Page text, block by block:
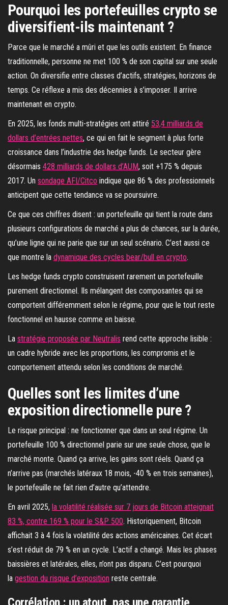
Pourquoi les portefeuilles crypto se
diversifient-ils maintenant ?
Parce que le marché a mûri et que les outils existent. En finance
traditionnelle, personne ne met 100 % de son capital sur une seule
action. On diversifie entre classes d’actifs, stratégies, horizons de
temps. Ce réflexe a mis des décennies à s’imposer. Il arrive
maintenant en crypto.
En 2025, les fonds multi-stratégies ont attiré 53,4 milliards de
dollars d’entrées nettes, ce qui en fait le segment à plus forte
croissance dans l’industrie des hedge funds. Le secteur gère
désormais 428 milliards de dollars d’AUM, soit +175 % depuis
2017. Un sondage AFI/Citco indique que 86 % des professionnels
anticipent que cette tendance va se poursuivre.
Ce que ces chiffres disent : un portefeuille qui tient la route dans
plusieurs configurations de marché a plus de chances, sur la durée,
qu’une ligne qui ne parie que sur un seul scénario. C’est aussi ce
que montre la dynamique des cycles bear/bull en crypto.
Les hedge funds crypto construisent rarement un portefeuille
purement directionnel. Ils mélangent des composantes qui se
comportent différemment selon le régime, pour que le tout reste
fonctionnel en hausse comme en baisse.
La stratégie proposée par Neutralis rend cette approche lisible :
un cadre hybride avec les proportions, les compromis et le
comportement attendu selon les conditions de marché.
Quelles sont les limites d’une
exposition directionnelle pure ?
Le risque principal : ne fonctionner que dans un seul régime. Un
portefeuille 100 % directionnel parie sur une seule chose, que le
marché monte. Quand ça arrive, les gains sont réels. Quand ça
n’arrive pas (marchés latéraux 18 mois, -40 % en trois semaines),
le portefeuille ne fait rien d’autre qu’attendre.
En avril 2025, la volatilité réalisée sur 7 jours de Bitcoin atteignait
83 %, contre 169 % pour le S&P 500. Historiquement, Bitcoin
affichait 3 à 4 fois la volatilité des actions américaines. Cet écart
s’est réduit de 79 % en un cycle. L’actif a changé. Mais les phases
baissières et latérales, elles, n’ont pas disparu. C’est pourquoi
la gestion du risque d’exposition reste centrale.